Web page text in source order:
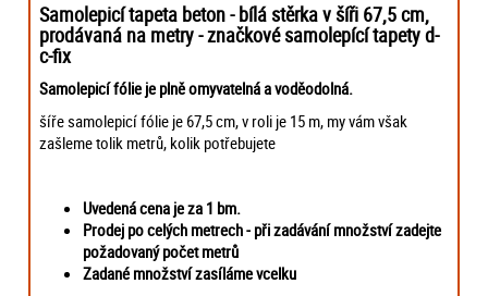
Samolepicí tapeta beton - bílá stěrkav šíři 67,5 cm,
prodávaná na metry - značkové samolepící tapety d-
c-fix
Samolepicí fólie je plně omyvatelná a voděodolná.
šíře samolepicí fólie je 67,5 cm, v roli je 15 m, my vám však
zašleme tolik metrů, kolik potřebujete
Uvedená cena je za 1 bm.
Prodej po celých metrech - při zadávání množství zadejte
požadovaný počet metrů
Zadané množství zasíláme vcelku